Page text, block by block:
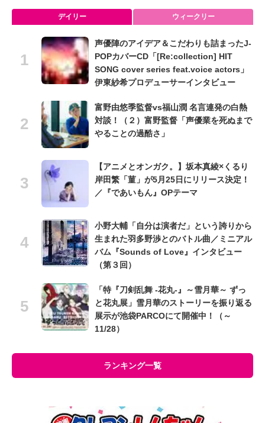
デイリー ウィークリー
声優陣のアイデア＆こだわりも詰まったJ-
POPカバーCD「[Re:collection] HIT
SONG cover series feat.voice actors」
伊東紗希プロデューサーインタビュー
富野由悠季監督vs福山潤 名言連発の白熱
対談！（２）富野監督「声優業を死ぬまで
やることの過酷さ」
【アニメとオンガク。】坂本真綾×くるり
岸田繁「菫」が5月25日にリリース決定！
／『であいもん』OPテーマ
小野大輔「自分は演者だ」という誇りから
生まれた羽多野渉とのバトル曲／ミニアル
バム『Sounds of Love』インタビュー
（第３回）
「特『刀剣乱舞 -花丸-』～雪月華～ ずっ
と花丸展」雪月華のストーリーを振り返る
展示が池袋PARCOにて開催中！（～
11/28）
ランキング一覧